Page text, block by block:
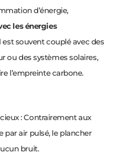
d’énergie,
les énergies
est souvent couplé avec des
ou des systèmes solaires,
l’empreinte carbone.
: Contrairement aux
par air pulsé, le plancher
bruit.